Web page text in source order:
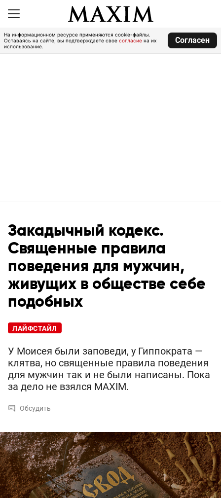
На информационном ресурсе применяются cookie-файлы.
Оставаясь на сайте, вы подтверждаете свое согласие на их
использование.
Согласен
Закадычный кодекс.
Священные правила
поведения для мужчин,
живущих в обществе себе
подобных
ЛАЙФСТАЙЛ
У Моисея были заповеди, у Гиппократа —
клятва, но священные правила поведения
для мужчин так и не были написаны. Пока
за дело не взялся MAXIM.
Обсудить